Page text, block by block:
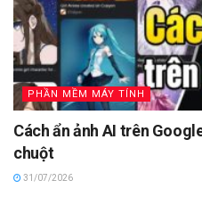
PHẦN MỀM MÁY TÍNH
Cách ẩn ảnh AI trên
chuột
31/07/2026